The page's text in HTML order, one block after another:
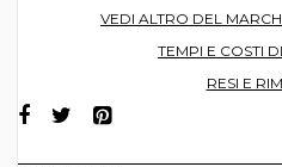
VEDI ALTRO DEL
TEMPI E COSTI
RESI E